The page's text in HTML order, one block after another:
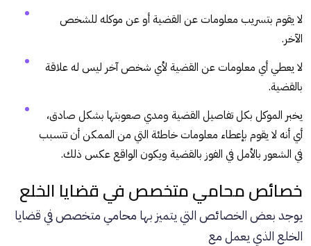
لا يقوم بتسريب معلومات عن القضية أو عن موكله للشخص
الآخر.
لا يعطي أي معلومات عن القضية لأي شخص آخر ليس له علاقة
بالقضية.
يخبر الموكل بكل تفاصيل القضية ومدي صعوبتها بشكل صادق،
أي أنه لا يقوم بإعطاء معلومات خاطئة التي من الممكن أن تتسبب
في الشعور بالأمل في الفوز بالقضية ويكون الواقع عكس ذلك.
خصائص محامي متخصص في قضايا الخلع
يوجد بعض الخصائص التي يتميز بها محامي متخصص في قضايا
الخلع الذي يعمل مع